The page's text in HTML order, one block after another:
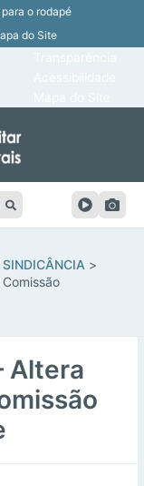
para o rodapé
do Site
SINDICÂNCIA
Altera